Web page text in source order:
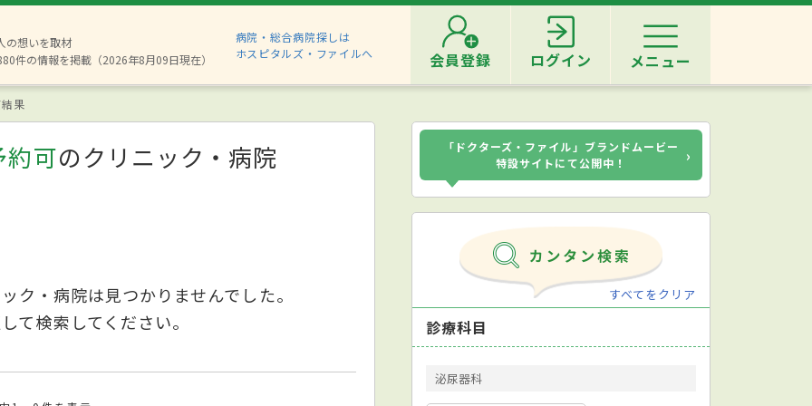
の想いを取材
件の情報を掲載（2026年8月09日現在）
病院・総合病院探しは
ホスピタルズ・ファイルへ
会員登録 ログイン メニュー
果
約可のクリニック・病院
ク・病院は見つかりませんでした。
て検索してください。
「ドクターズ・ファイル」ブランドムービー
特設サイトにて公開中！
›
すべてをクリア
診療科目
泌尿器科